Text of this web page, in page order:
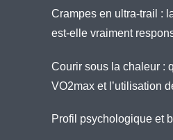
Crampes en ultra-trail :
est-elle vraiment
Courir sous la chaleur :
VO2max et l’utilisation
Profil psychologique et